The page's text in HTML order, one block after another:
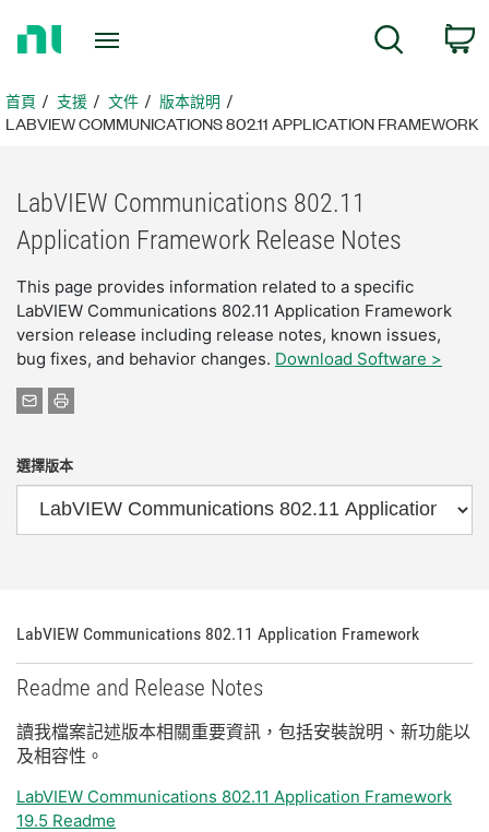
頁首頁 支援 文件
版本說明
LABVIEW COMMUNICATIONS 802.11 APPLICATION FRAMEWORK
LabVIEW Communications 802.11
Application Framework Release Notes
This page provides information related to a specific
LabVIEW Communications 802.11 Application Framework
version release including release notes, known issues,
bug fixes, and behavior changes. Download Software >
選擇版本
LabVIEW Communications 802.11 Application Framework
Readme and Release Notes
讀我檔案記述版本相關重要資訊， 包括安裝說明、 新功能以
及相容性。
LabVIEW Communications 802.11 Application Framework
19.5 Readme